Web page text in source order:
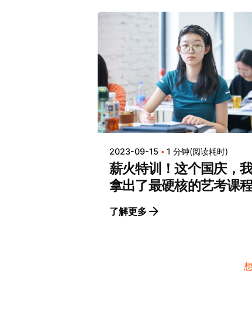
2023-09-15 1 分钟(阅读耗时)
薪火特训！这个国庆，
拿出了最硬核的艺考课
了解更多